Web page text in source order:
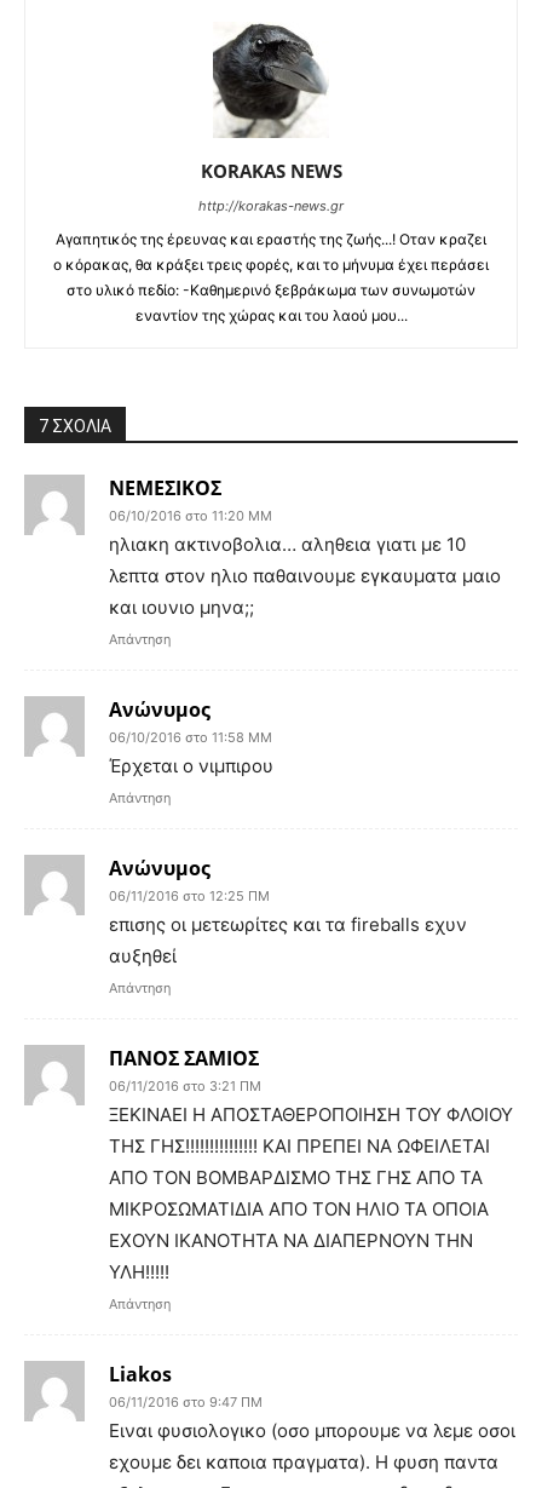
KORAKAS NEWS
http://korakas-news.gr
Αγαπητικός της έρευνας και εραστής της ζωής...! Οταν κραζει
ο κόρακας, θα κράξει τρεις φορές, και το μήνυμα έχει περάσει
στο υλικό πεδίο: -Καθημερινό ξεβράκωμα των συνωμοτών
εναντίον της χώρας και του λαού μου...
7 ΣΧΟΛΙΑ
ΝΕΜΕΣΙΚΟΣ
06/10/2016 στο 11:20 ΜΜ
ηλιακη ακτινοβολια… αληθεια γιατι με 10
λεπτα στον ηλιο παθαινουμε εγκαυματα μαιο
και ιουνιο μηνα;;
Απάντηση
Ανώνυμος
06/10/2016 στο 11:58 ΜΜ
Έρχεται ο νιμπιρου
Απάντηση
Ανώνυμος
06/11/2016 στο 12:25 ΠΜ
επισης οι μετεωρίτες και τα fireballs εχυν
αυξηθεί
Απάντηση
ΠΑΝΟΣ ΣΑΜΙΟΣ
06/11/2016 στο 3:21 ΠΜ
ΞΕΚΙΝΑΕΙ Η ΑΠΟΣΤΑΘΕΡΟΠΟΙΗΣΗ ΤΟΥ ΦΛΟΙΟΥ
ΤΗΣ ΓΗΣ!!!!!!!!!!!!!!! ΚΑΙ ΠΡΕΠΕΙ ΝΑ ΩΦΕΙΛΕΤΑΙ
ΑΠΟ ΤΟΝ ΒΟΜΒΑΡΔΙΣΜΟ ΤΗΣ ΓΗΣ ΑΠΟ ΤΑ
ΜΙΚΡΟΣΩΜΑΤΙΔΙΑ ΑΠΟ ΤΟΝ ΗΛΙΟ ΤΑ ΟΠΟΙΑ
ΕΧΟΥΝ ΙΚΑΝΟΤΗΤΑ ΝΑ ΔΙΑΠΕΡΝΟΥΝ ΤΗΝ
ΥΛΗ!!!!!
Απάντηση
Liakos
06/11/2016 στο 9:47 ΠΜ
Ειναι φυσιολογικο (οσο μπορουμε να λεμε οσοι
εχουμε δει καποια πραγματα). Η φυση παντα